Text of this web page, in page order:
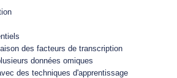
des facteurs de transcription
données omiques
des techniques d'apprentissage